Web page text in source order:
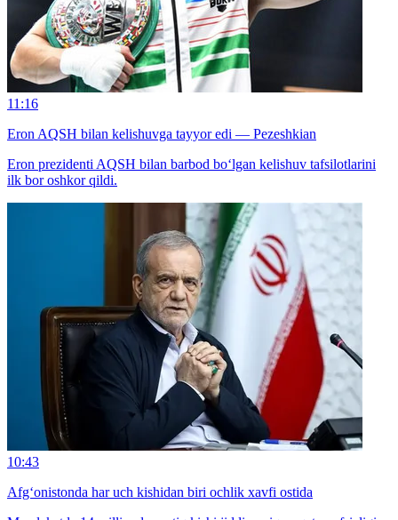
11:16
Eron AQSH bilan kelishuvga tayyor edi — Pezeshkian
Eron prezidenti AQSH bilan barbod bo‘lgan kelishuv tafsilotlarini
ilk bor oshkor qildi.
10:43
Afg‘onistonda har uch kishidan biri ochlik xavfi ostida